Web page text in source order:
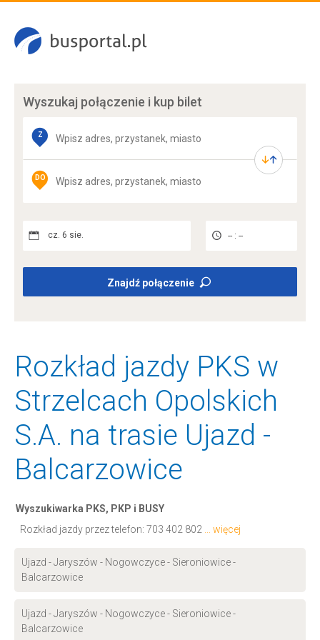
Wyszukaj połączenie i kup bilet
Z
DO
cz. 6 sie. -- : --
Znajdź połączenie
Rozkład jazdy PKS w
Strzelcach Opolskich
S.A. na trasie Ujazd -
Balcarzowice
Wyszukiwarka PKS, PKP i BUSY
Rozkład jazdy przez telefon: 703 402 802 ... więcej
Ujazd - Jaryszów - Nogowczyce - Sieroniowice -
Balcarzowice
Ujazd - Jaryszów - Nogowczyce - Sieroniowice -
Balcarzowice